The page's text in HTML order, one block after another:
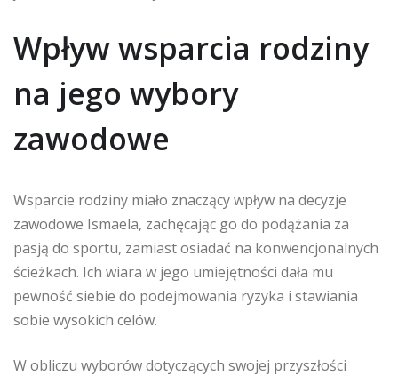
Wpływ wsparcia rodziny
na jego wybory
zawodowe
Wsparcie rodziny miało znaczący wpływ na decyzje
zawodowe Ismaela, zachęcając go do podążania za
pasją do sportu, zamiast osiadać na konwencjonalnych
ścieżkach. Ich wiara w jego umiejętności dała mu
pewność siebie do podejmowania ryzyka i stawiania
sobie wysokich celów.
W obliczu wyborów dotyczących swojej przyszłości